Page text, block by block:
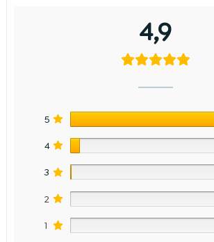
4,9
5
4
3
2
1